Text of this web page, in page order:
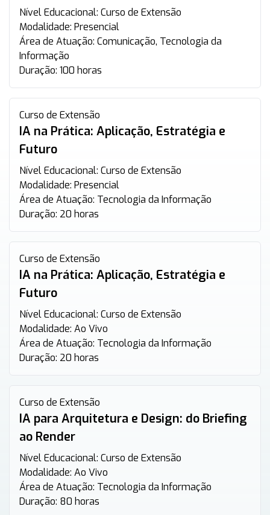
Nível Educacional: Curso de Extensão
Modalidade: Presencial
Área de Atuação: Comunicação, Tecnologia da
Informação
Duração: 100 horas
Curso de Extensão
IA na Prática: Aplicação, Estratégia e
Futuro
Nível Educacional: Curso de Extensão
Modalidade: Presencial
Área de Atuação: Tecnologia da Informação
Duração: 20 horas
Curso de Extensão
IA na Prática: Aplicação, Estratégia e
Futuro
Nível Educacional: Curso de Extensão
Modalidade: Ao Vivo
Área de Atuação: Tecnologia da Informação
Duração: 20 horas
Curso de Extensão
IA para Arquitetura e Design: do Briefing
ao Render
Nível Educacional: Curso de Extensão
Modalidade: Ao Vivo
Área de Atuação: Tecnologia da Informação
Duração: 80 horas